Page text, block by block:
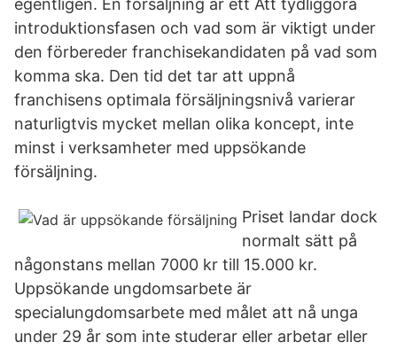
egentligen. En försäljning är ett Att tydliggöra
introduktionsfasen och vad som är viktigt under
den förbereder franchisekandidaten på vad som
komma ska. Den tid det tar att uppnå
franchisens optimala försäljningsnivå varierar
naturligtvis mycket mellan olika koncept, inte
minst i verksamheter med uppsökande
försäljning.
Priset landar dock
normalt sätt på
någonstans mellan 7000 kr till 15.000 kr.
Uppsökande ungdomsarbete är
specialungdomsarbete med målet att nå unga
under 29 år som inte studerar eller arbetar eller